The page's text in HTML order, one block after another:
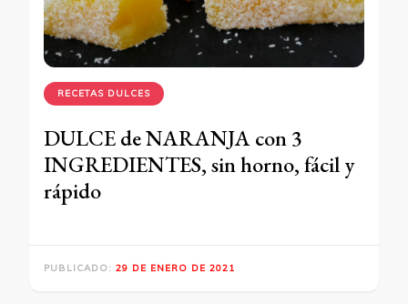
RECETAS DULCES
DULCE de NARANJA con 3
INGREDIENTES, sin horno, fácil y
rápido
PUBLICADO: 29 DE ENERO DE 2021